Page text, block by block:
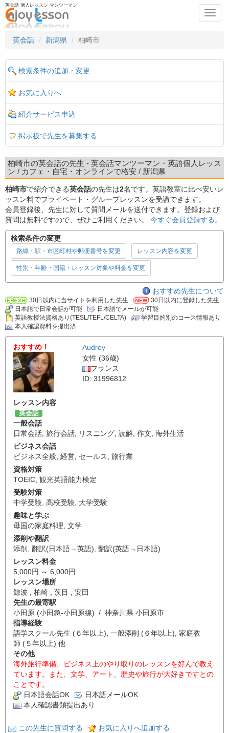
英会話 個人レッスン マンツーマン
英会話
新潟県 柏崎市
検索条件の追加・変更
お気に入りへ
紹介サービス申込
掲示板で先生を募集する
柏崎市の英会話の先生 - 英会話マンツーマン・英語個人レッス
ン / カフェ・自宅・オンラインで格安 / 新潟県
柏崎市で紹介できる英会話の先生は2名です。英語教室に比べ安いレ
ッスン料でプライベート・グループレッスンを受講できます。
会員登録後、先生に対して質問メールを送付できます。登録および
質問は無料ですので、ぜひご利用ください。 今すぐ会員登録する。
検索条件の変更
路線・駅・市区町村や郵便番号を変更 レッスン内容を変更
性別・年齢・国籍・レッスン対象や料金を変更
おすすめ先生について
30日以内に当サイトを利用した先生
30日以内に登録した先生
日本語で日常会話が可能
日本語でメールが可能
英語教授法資格あり(TESL/TEFL/CELTA)
学習目的別のコース情報あり
本人確認資料を提出済
おすすめ！
Audrey
女性 (36歳)
フランス
ID: 31996812
レッスン内容
英会話
一般会話
日常会話, 旅行会話, リスニング, 読解, 作文, 海外生活
ビジネス会話
ビジネス全般, 経営, セールス, 旅行業
資格対策
TOEIC, 観光英語能力検定
受験対策
中学受験, 高校受験, 大学受験
趣味と学ぶ
母国の家庭料理, 文学
添削や翻訳
添削 , 翻訳(日本語→英語), 翻訳(英語→日本語)
レッスン料金
5,000円 ～ 6,000円
レッスン場所
鯨波 , 柏崎 , 茨目 , 安田
先生の最寄駅
小田原 (小田急-小田原線) / 神奈川県 小田原市
指導経験
語学スクール先生 (６年以上), 一般添削 (６年以上), 家庭教
師 (５年以上) 他
その他
海外旅行準備、ビジネス上のやり取りのレッスンを好んで教え
ています。また、文学、アート、歴史や旅行が大好きですとの
ことです。
日本語会話OK
日本語メールOK
本人確認書類提出あり
この先生に質問する
お気に入りへ追加する